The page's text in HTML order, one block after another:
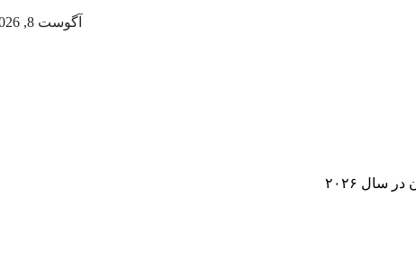
آگوست 8, 2026
سال ۲۰۲۶